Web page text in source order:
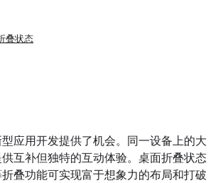
叠状态
应用开发提供了机会。同一设备上的大
互补但独特的互动体验。桌面折叠状态
叠功能可实现富于想象力的布局和打破